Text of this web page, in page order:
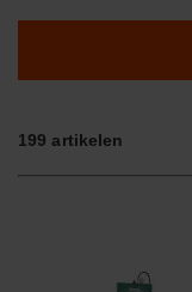
199 artikelen